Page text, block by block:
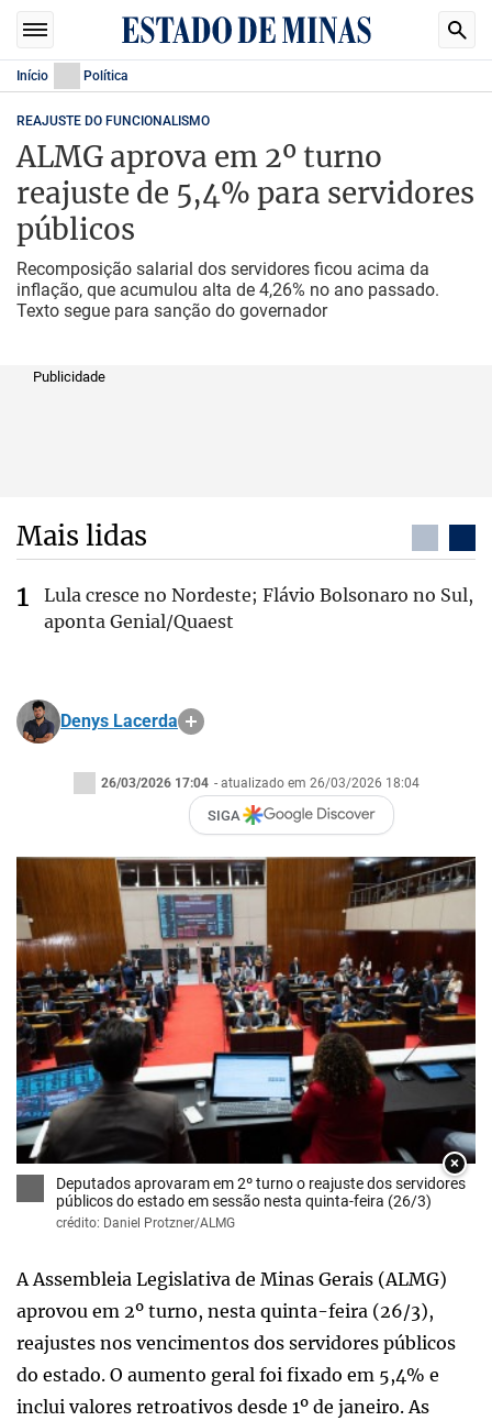
Início Política
REAJUSTE DO FUNCIONALISMO
ALMG aprova em 2º turno
reajuste de 5,4% para servidores
públicos
Recomposição salarial dos servidores ficou acima da
inflação, que acumulou alta de 4,26% no ano passado.
Texto segue para sanção do governador
Publicidade
Mais lidas
Lula cresce no Nordeste; Flávio Bolsonaro no Sul,
aponta Genial/Quaest
Denys Lacerda
26/03/2026 17:04 - atualizado em 26/03/2026 18:04
SIGA
×
Deputados aprovaram em 2º turno o reajuste dos servidores
públicos do estado em sessão nesta quinta-feira (26/3)
crédito: Daniel Protzner/ALMG
A Assembleia Legislativa de Minas Gerais (ALMG)
aprovou em 2º turno, nesta quinta-feira (26/3),
reajustes nos vencimentos dos servidores públicos
do estado. O aumento geral foi fixado em 5,4% e
inclui valores retroativos desde 1º de janeiro. As